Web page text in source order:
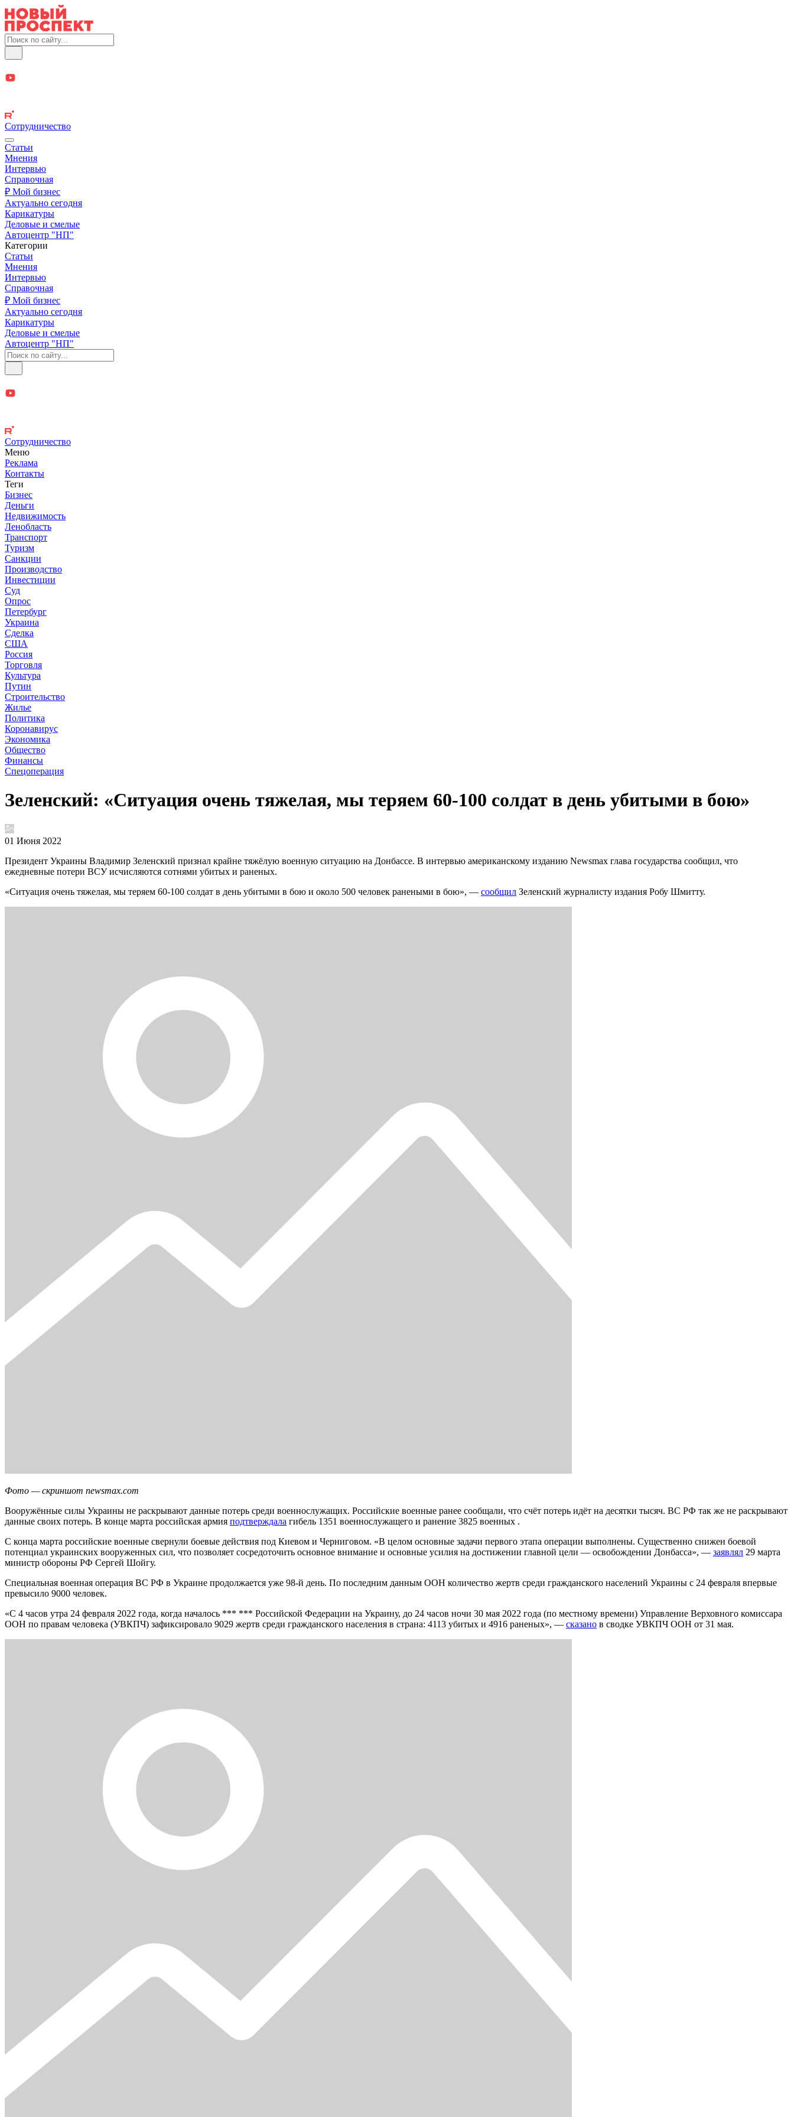
Сотрудничество
Статьи
Мнения
Интервью
Справочная
₽ Мой бизнес
Актуально сегодня
Карикатуры
Деловые и смелые
Автоцентр "НП"
Категории
Статьи
Мнения
Интервью
Справочная
₽ Мой бизнес
Актуально сегодня
Карикатуры
Деловые и смелые
Автоцентр "НП"
Сотрудничество
Меню
Реклама
Контакты
Теги
Бизнес
Деньги
Недвижимость
Ленобласть
Транспорт
Туризм
Санкции
Производство
Инвестиции
Суд
Опрос
Петербург
Украина
Сделка
США
Россия
Торговля
Культура
Путин
Строительство
Жилье
Политика
Коронавирус
Экономика
Общество
Финансы
Спецоперация
Зеленский: «Ситуация очень тяжелая, мы теряем 60-100 солдат в день убитыми в бою»
01 Июня 2022
Президент Украины Владимир Зеленский признал крайне тяжёлую военную ситуацию на Донбассе. В интервью американскому изданию Newsmax глава государства сообщил, что
ежедневные потери ВСУ исчисляются сотнями убитых и раненых.
«Ситуация очень тяжелая, мы теряем 60-100 солдат в день убитыми в бою и около 500 человек ранеными в бою», — сообщил Зеленский журналисту издания Робу Шмитту.
Фото — скриншот newsmax.com
Вооружённые силы Украины не раскрывают данные потерь среди военнослужащих. Российские военные ранее сообщали, что счёт потерь идёт на десятки тысяч. ВС РФ так же не раскрывают
данные своих потерь. В конце марта российская армия подтверждала гибель 1351 военнослужащего и ранение 3825 военных .
С конца марта российские военные свернули боевые действия под Киевом и Черниговом. «В целом основные задачи первого этапа операции выполнены. Существенно снижен боевой
потенциал украинских вооруженных сил, что позволяет сосредоточить основное внимание и основные усилия на достижении главной цели — освобождении Донбасса», — заявлял 29 марта
министр обороны РФ Сергей Шойгу.
Специальная военная операция ВС РФ в Украине продолжается уже 98-й день. По последним данным ООН количество жертв среди гражданского населений Украины с 24 февраля впервые
превысило 9000 человек.
«С 4 часов утра 24 февраля 2022 года, когда началось *** *** Российской Федерации на Украину, до 24 часов ночи 30 мая 2022 года (по местному времени) Управление Верховного комиссара
ООН по правам человека (УВКПЧ) зафиксировало 9029 жертв среди гражданского населения в страна: 4113 убитых и 4916 раненых», — сказано в сводке УВКПЧ ООН от 31 мая.